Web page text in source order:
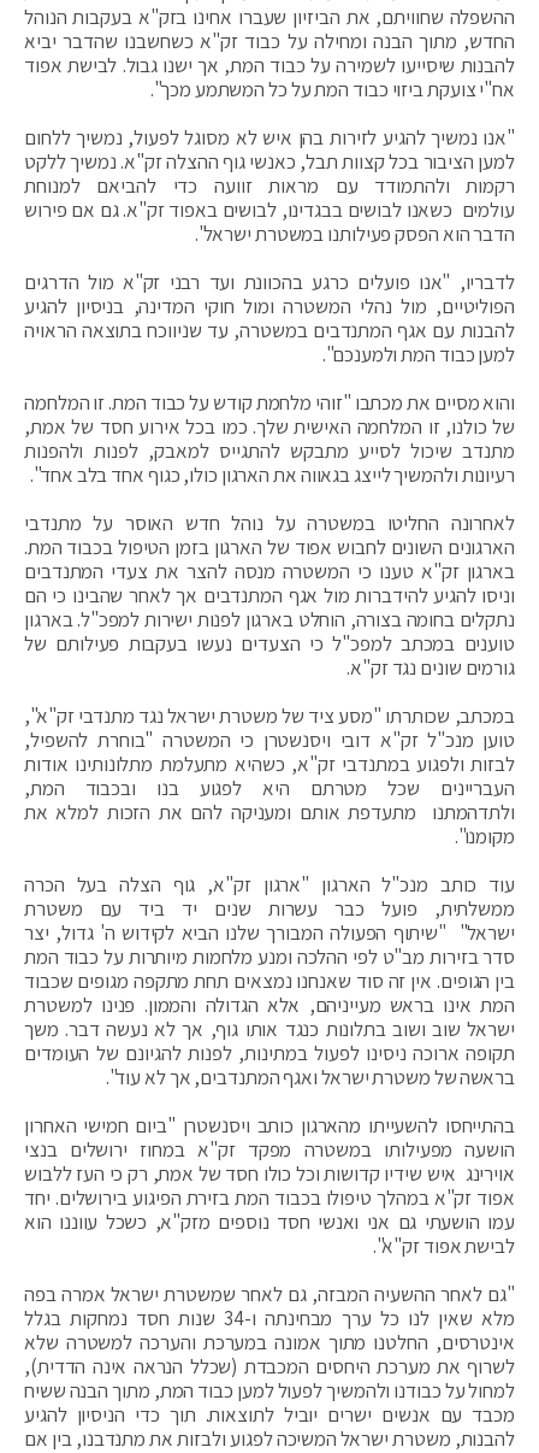
ההשפלה שחוויתם, את הביזיון שעברו אחינו בזק"א בעקבות הנוהל
החדש, מתוך הבנה ומחילה על כבוד זק"א כשחשבנו שהדבר יביא
להבנות שיסייעו לשמירה על כבוד המת, אך ישנו גבול. לבישת אפוד
אח"י צועקת ביזוי כבוד המת על כל המשתמע מכך".
"אנו נמשיך להגיע לזירות בהן איש לא מסוגל לפעול, נמשיך ללחום
למען הציבור בכל קצוות תבל, כאנשי גוף ההצלה זק"א. נמשיך ללקט
רקמות ולהתמודד עם מראות זוועה כדי להביאם למנוחת
עולמים כשאנו לבושים בבגדינו, לבושים באפוד זק"א. גם אם פירוש
הדבר הוא הפסק פעילותנו במשטרת ישראל".
לדבריו, "אנו פועלים כרגע בהכוונת ועד רבני זק"א מול הדרגים
הפוליטיים, מול נהלי המשטרה ומול חוקי המדינה, בניסיון להגיע
להבנות עם אגף המתנדבים במשטרה, עד שניווכח בתוצאה הראויה
למען כבוד המת ולמענכם".
והוא מסיים את מכתבו "זוהי מלחמת קודש על כבוד המת. זו המלחמה
של כולנו, זו המלחמה האישית שלך. כמו בכל אירוע חסד של אמת,
מתנדב שיכול לסייע מתבקש להתגייס למאבק, לפנות ולהפנות
רעיונות ולהמשיך לייצג בגאווה את הארגון כולו, כגוף אחד בלב אחד".
לאחרונה החליטו במשטרה על נוהל חדש האוסר על מתנדבי
הארגונים השונים לחבוש אפוד של הארגון בזמן הטיפול בכבוד המת.
בארגון זק"א טענו כי המשטרה מנסה להצר את צעדי המתנדבים
וניסו להגיע להידברות מול אגף המתנדבים אך לאחר שהבינו כי הם
נתקלים בחומה בצורה, הוחלט בארגון לפנות ישירות למפכ"ל. בארגון
טוענים במכתב למפכ"ל כי הצעדים נעשו בעקבות פעילותם של
גורמים שונים נגד זק"א.
במכתב, שכותרתו "מסע ציד של משטרת ישראל נגד מתנדבי זק"א",
טוען מנכ"ל זק"א דובי ויסנשטרן כי המשטרה "בוחרת להשפיל,
לבזות ולפגוע במתנדבי זק"א, כשהיא מתעלמת מתלונותינו אודות
העבריינים שכל מטרתם היא לפגוע בנו ובכבוד המת,
ולתדהמתנו מתעדפת אותם ומעניקה להם את הזכות למלא את
מקומנו".
עוד כותב מנכ"ל הארגון "ארגון זק"א, גוף הצלה בעל הכרה
ממשלתית, פועל כבר עשרות שנים יד ביד עם משטרת
ישראל" "שיתוף הפעולה המבורך שלנו הביא לקידוש ה' גדול, יצר
סדר בזירות מב"ט לפי ההלכה ומנע מלחמות מיותרות על כבוד המת
בין הגופים. אין זה סוד שאנחנו נמצאים תחת מתקפה מגופים שכבוד
המת אינו בראש מעייניהם, אלא הגדולה והממון. פנינו למשטרת
ישראל שוב ושוב בתלונות כנגד אותו גוף, אך לא נעשה דבר. משך
תקופה ארוכה ניסינו לפעול במתינות, לפנות להגיונם של העומדים
בראשה של משטרת ישראל ואגף המתנדבים, אך לא עוד".
בהתייחסו להשעייתו מהארגון כותב ויסנשטרן "ביום חמישי האחרון
הושעה מפעילותו במשטרה מפקד זק"א במחוז ירושלים בנצי
אוירינג איש שידיו קדושות וכל כולו חסד של אמת, רק כי העז ללבוש
אפוד זק"א במהלך טיפולו בכבוד המת בזירת הפיגוע בירושלים. יחד
עמו הושעתי גם אני ואנשי חסד נוספים מזק"א, כשכל עווננו הוא
לבישת אפוד זק"א".
"גם לאחר ההשעיה המבזה, גם לאחר שמשטרת ישראל אמרה בפה
מלא שאין לנו כל ערך מבחינתה ו-34 שנות חסד נמחקות בגלל
אינטרסים, החלטנו מתוך אמונה במערכת והערכה למשטרה שלא
לשרוף את מערכת היחסים המכבדת (שכלל הנראה אינה הדדית),
למחול על כבודנו ולהמשיך לפעול למען כבוד המת, מתוך הבנה ששיח
מכבד עם אנשים ישרים יוביל לתוצאות. תוך כדי הניסיון להגיע
להבנות, משטרת ישראל המשיכה לפגוע ולבזות את מתנדבנו, בין אם